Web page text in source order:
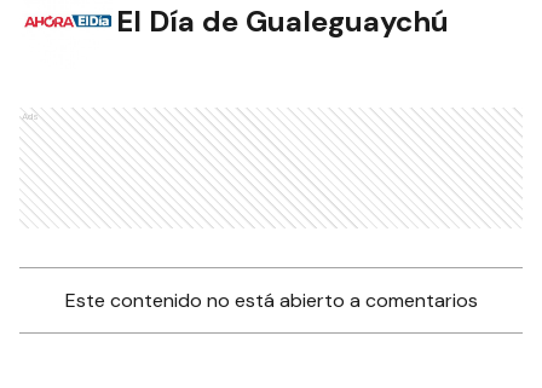
El Día de Gualeguaychú
Ads
Este contenido no está abierto a comentarios